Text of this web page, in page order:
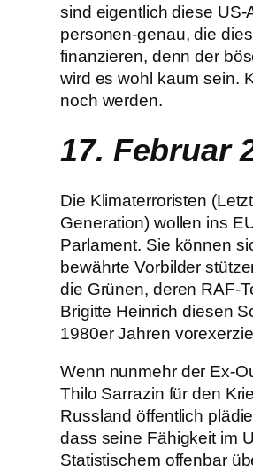
sind eigentlich diese US-
personen-genau, die
finanzieren, denn der
wird es wohl kaum sein.
noch werden.
17. Februar
Die Klimaterroristen
Generation) wollen ins
Parlament. Sie können
bewährte Vorbilder
die Grünen, deren RAF-
Brigitte Heinrich diesen
1980er Jahren
Wenn nunmehr der Ex-
Thilo Sarrazin für den
Russland öffentlich
dass seine Fähigkeit im
Statistischem offenbar